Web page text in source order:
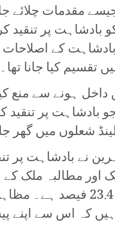
بغاوت جیسے مقدمات
کو بادشاہت پر
کے
کیا جانا تھا۔
ہونے سے منع
بادشاہت پر
شعلوں میں گھر
نے بادشاہت پر
مطالبہ ملک
’سیام کمرشل بینک‘ کے بائیکاٹ کا ہے جس میں
کہ اس سے اپنے